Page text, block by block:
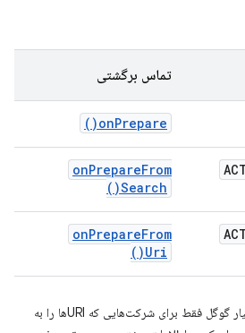
تماس برگشتی
onPrepare(
)
onPrepareFrom
Search(
)
onPrepareFrom
Uri(
)
(*) اقدامات مبتنی بر URI دستیار گوگل فقط برای شرکت‌هایی که URIها را به